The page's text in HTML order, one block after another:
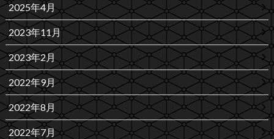
2025年4月
2023年11月
2023年2月
2022年9月
2022年8月
2022年7月